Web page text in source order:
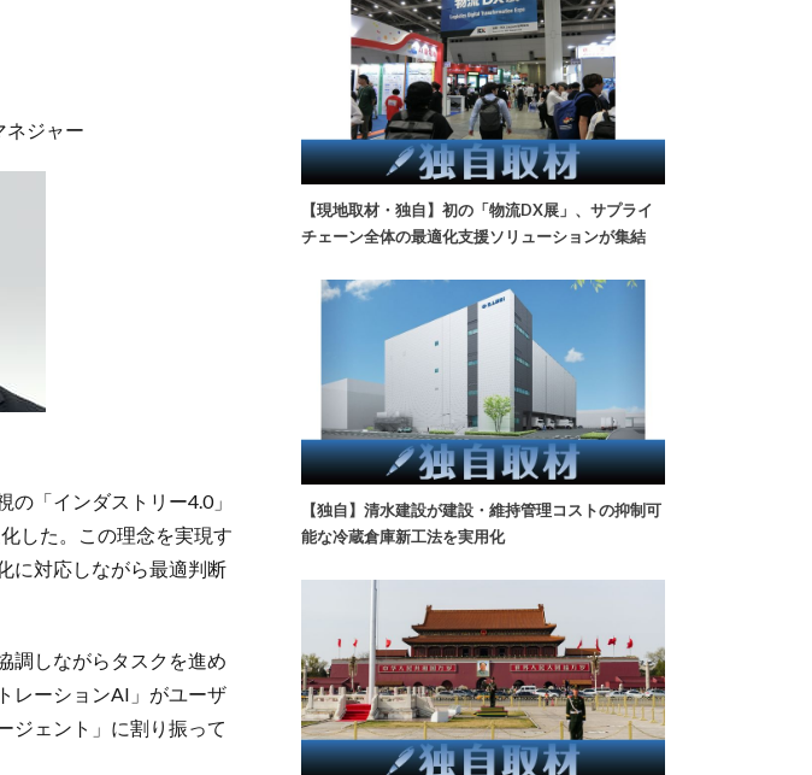
ジャー
「インダストリー4.0」
した。この理念を実現す
に対応しながら最適判断
調しながらタスクを進め
レーションAI」がユーザ
ジェント」に割り振って
【現地取材・独自】初の「物流DX展」、サプライ
チェーン全体の最適化支援ソリューションが集結
【独自】清水建設が建設・維持管理コストの抑制可
能な冷蔵倉庫新工法を実用化